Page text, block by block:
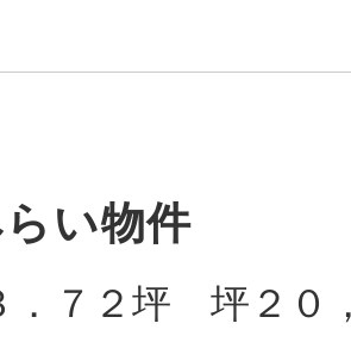
い物件
７２坪 坪２０